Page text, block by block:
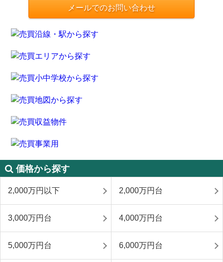
メールでのお問い合わせ
価格から探す
2,000万円以下 2,000万円台
3,000万円台 4,000万円台
5,000万円台 6,000万円台